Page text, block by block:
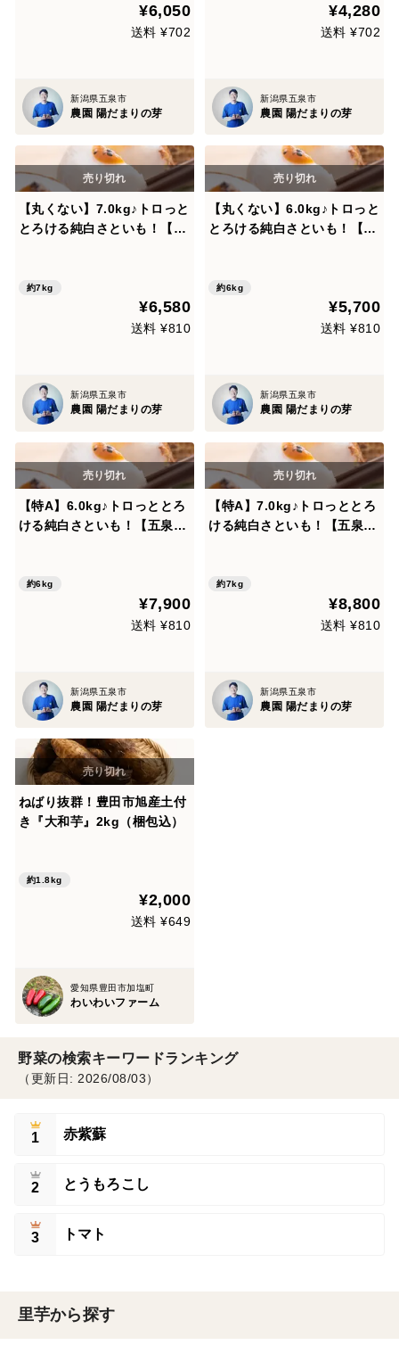
¥6,050
送料 ¥702
新潟県五泉市
農園 陽だまりの芽
¥4,280
送料 ¥702
新潟県五泉市
農園 陽だまりの芽
【丸くない】7.0kg♪トロっと
とろける純白さといも！【五
約7kg
¥6,580
送料 ¥810
新潟県五泉市
農園 陽だまりの芽
【丸くない】6.0kg♪トロっと
とろける純白さといも！【五
約6kg
¥5,700
送料 ¥810
新潟県五泉市
農園 陽だまりの芽
【特A】6.0kg♪トロっととろ
ける純白さといも！【五泉里
約6kg
¥7,900
送料 ¥810
新潟県五泉市
農園 陽だまりの芽
【特A】7.0kg♪トロっととろ
ける純白さといも！【五泉里
約7kg
¥8,800
送料 ¥810
新潟県五泉市
農園 陽だまりの芽
ねばり抜群！豊田市旭産土付
き『大和芋』2kg（梱包込）
約1.8kg
¥2,000
送料 ¥649
愛知県豊田市加塩町
わいわいファーム
野菜の検索キーワードランキング
（更新日: 2026/08/03）
1 赤紫蘇
2 とうもろこし
3 トマト
里芋から探す